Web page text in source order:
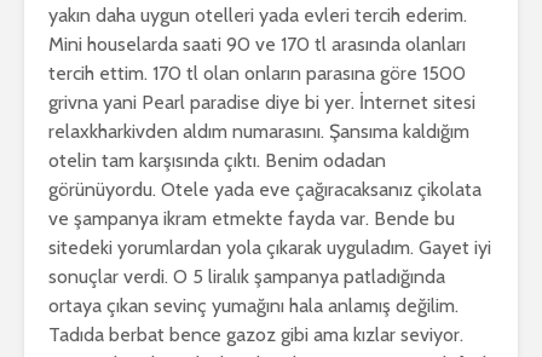
yakın daha uygun otelleri yada evleri tercih ederim.
Mini houselarda saati 90 ve 170 tl arasında olanları
tercih ettim. 170 tl olan onların parasına göre 1500
grivna yani Pearl paradise diye bi yer. İnternet sitesi
relaxkharkivden aldım numarasını. Şansıma kaldığım
otelin tam karşısında çıktı. Benim odadan
görünüyordu. Otele yada eve çağıracaksanız çikolata
ve şampanya ikram etmekte fayda var. Bende bu
sitedeki yorumlardan yola çıkarak uyguladım. Gayet iyi
sonuçlar verdi. O 5 liralık şampanya patladığında
ortaya çıkan sevinç yumağını hala anlamış değilim.
Tadıda berbat bence gazoz gibi ama kızlar seviyor.